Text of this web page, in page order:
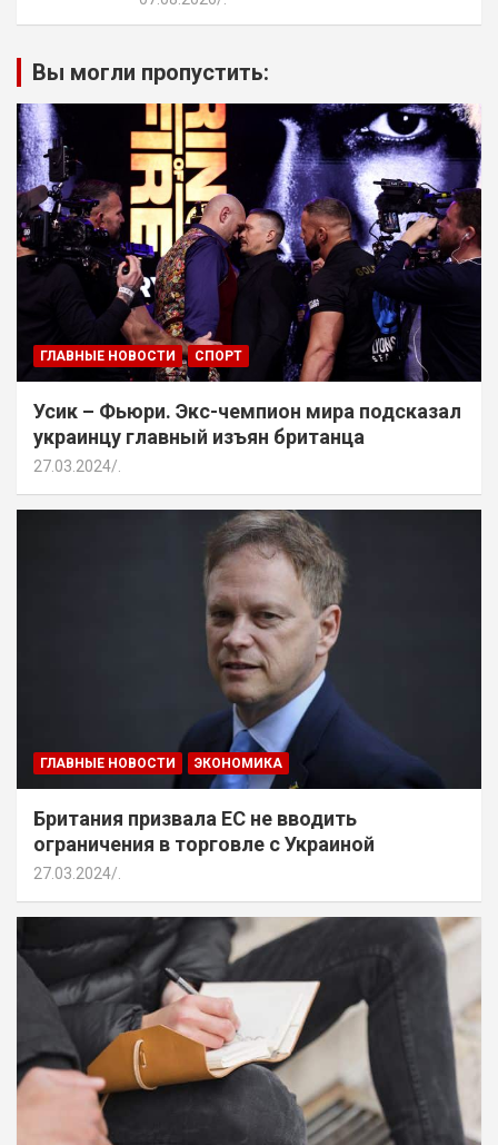
Вы могли пропустить:
ГЛАВНЫЕ НОВОСТИ СПОРТ
Усик – Фьюри. Экс-чемпион мира подсказал
украинцу главный изъян британца
27.03.2024 .
ГЛАВНЫЕ НОВОСТИ ЭКОНОМИКА
Британия призвала ЕС не вводить
ограничения в торговле с Украиной
27.03.2024